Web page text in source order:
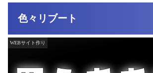
色々リブート
WEBサイト作り